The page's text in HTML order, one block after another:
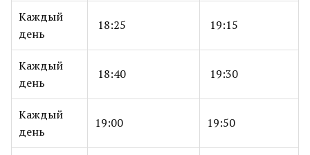
Каждый
день
18:25 19:15
Каждый
день
18:40 19:30
Каждый
день
19:00 19:50